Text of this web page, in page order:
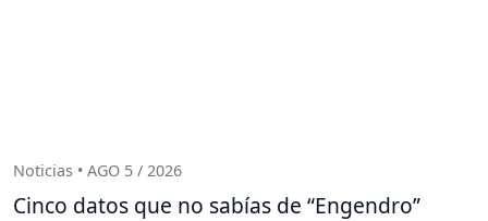
Noticias • AGO 5 / 2026
Cinco datos que no sabías de “Engendro”